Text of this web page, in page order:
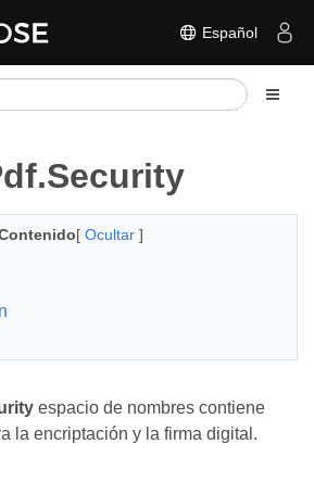
Español
[ Ocultar ]
espacio de nombres contiene
la encriptación y la firma digital.